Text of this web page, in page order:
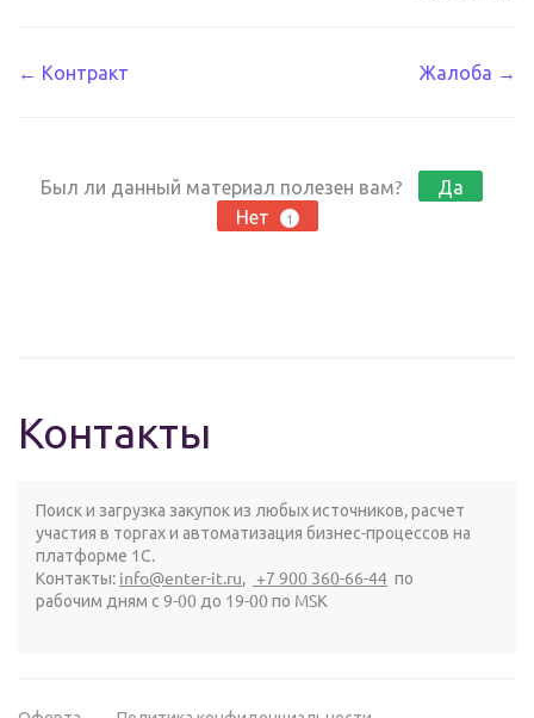
Навигация
← Контракт Жалоба →
Был ли данный материал полезен вам?
Да
Нет
1
Контакты
Поиск и загрузка закупок из любых источников, расчет
участия в торгах и автоматизация бизнес-процессов на
платформе 1С.
Контакты: info@enter-it.ru, +7 900 360-66-44 по
рабочим дням с 9-00 до 19-00 по MSK